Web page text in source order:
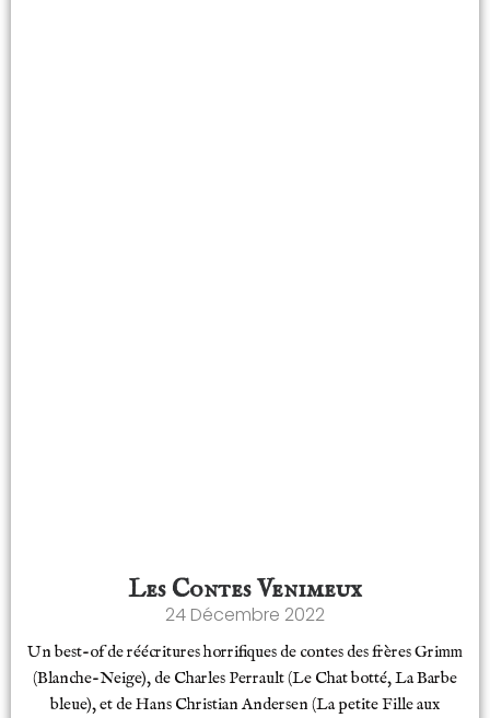
Les Contes Venimeux
24 Décembre 2022
Un best-of de réécritures horrifiques de contes des frères Grimm
(Blanche-Neige), de Charles Perrault (Le Chat botté, La Barbe
bleue), et de Hans Christian Andersen (La petite Fille aux